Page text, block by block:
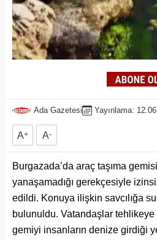
Ada Gazetesi Yayınlama:
A+ A-
Burgazada’da araç taşıma
yanaşamadığı gerekçesiyle
edildi. Konuya ilişkin savcılığa
bulunuldu. Vatandaşlar tehlikeye
gemiyi insanların denize girdiği